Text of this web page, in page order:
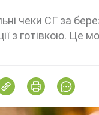
чеки СГ за
з готівкою. Це